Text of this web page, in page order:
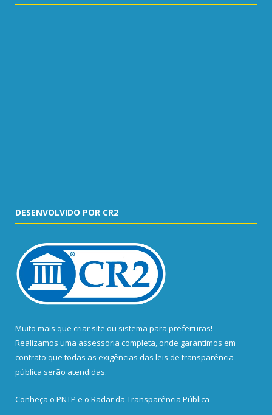
DESENVOLVIDO POR CR2
Muito mais que criar site ou sistema para prefeituras!
Realizamos uma assessoria completa, onde garantimos em
contrato que todas as exigências das leis de transparência
pública serão atendidas.
Conheça o PNTP e o Radar da Transparência Pública